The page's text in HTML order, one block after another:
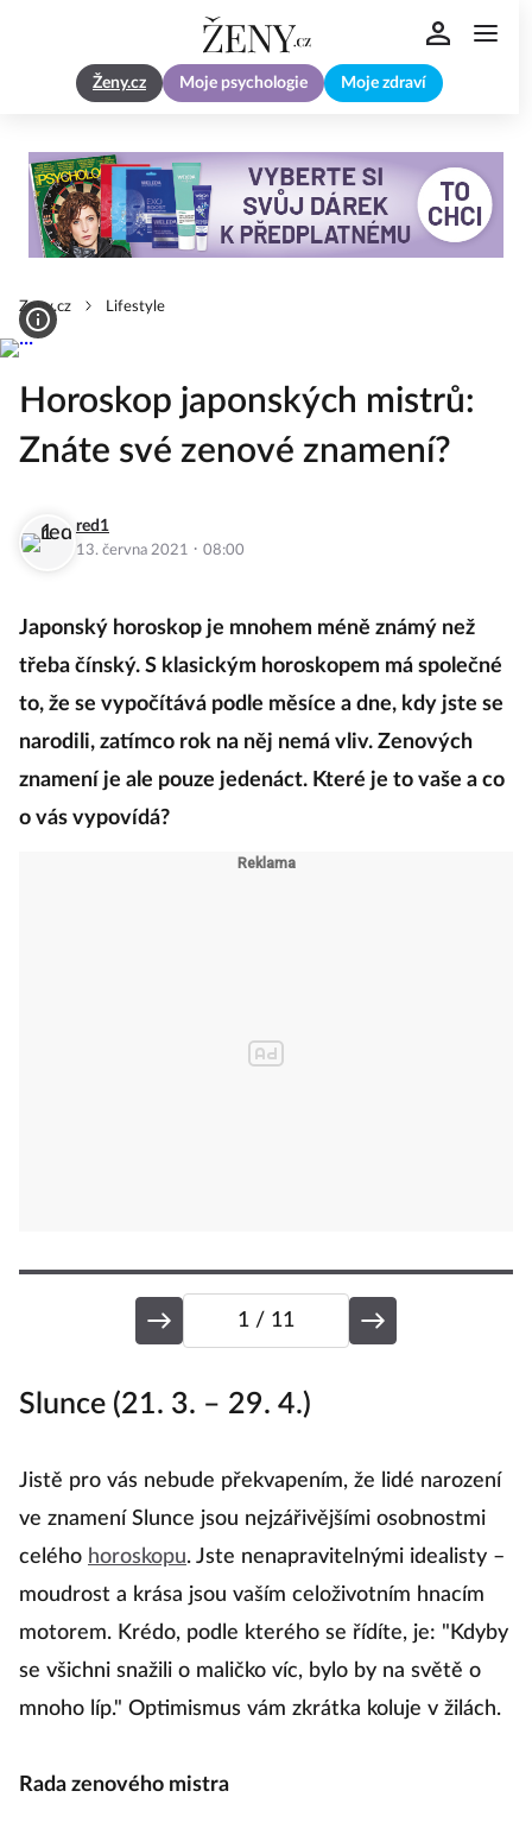
Ženy.cz Moje psychologie Moje zdraví
Zeny.cz Lifestyle
Horoskop japonských mistrů:
Znáte své zenové znamení?
red1
13. června 2021 · 08:00
Japonský horoskop je mnohem méně známý než
třeba čínský. S klasickým horoskopem má společné
to, že se vypočítává podle měsíce a dne, kdy jste se
narodili, zatímco rok na něj nemá vliv. Zenových
znamení je ale pouze jedenáct. Které je to vaše a co
o vás vypovídá?
1 / 11
Slunce (21. 3. – 29. 4.)
Jistě pro vás nebude překvapením, že lidé narození
ve znamení Slunce jsou nejzářivějšími osobnostmi
celého horoskopu. Jste nenapravitelnými idealisty –
moudrost a krása jsou vaším celoživotním hnacím
motorem. Krédo, podle kterého se řídíte, je: "Kdyby
se všichni snažili o maličko víc, bylo by na světě o
mnoho líp." Optimismus vám zkrátka koluje v žilách.
Rada zenového mistra